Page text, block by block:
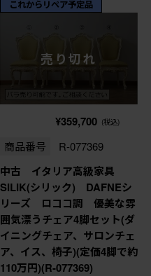
これからリペア予定品
売り切れ
¥359,700 (税込)
商品番号 R-077369
中古 イタリア高級家具
SILIK(シリック) DAFNEシ
リーズ ロココ調 優美な雰
囲気漂うチェア4脚セット(ダ
イニングチェア、サロンチェ
ア、イス、椅子)(定価4脚で約
110万円)(R-077369)